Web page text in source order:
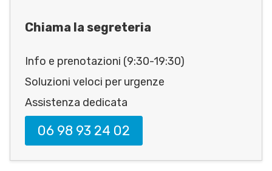
Chiama la segreteria
Info e prenotazioni (9:30-19:30)
Soluzioni veloci per urgenze
Assistenza dedicata
06 98 93 24 02